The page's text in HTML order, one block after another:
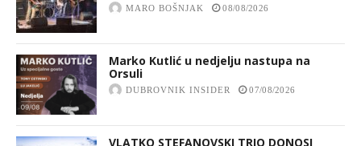
MARO BOŠNJAK 08/08/2026
Marko Kutlić u nedjelju nastupa na
Orsuli
DUBROVNIK INSIDER 07/08/2026
VLATKO STEFANOVSKI TRIO DONOSI